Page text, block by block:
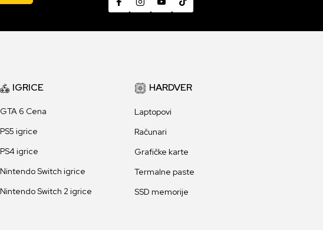
IGRICE
GTA 6 Cena
PS5 igrice
PS4 igrice
Nintendo Switch igrice
Nintendo Switch 2 igrice
HARDVER
Laptopovi
Računari
Grafičke karte
Termalne paste
SSD memorije